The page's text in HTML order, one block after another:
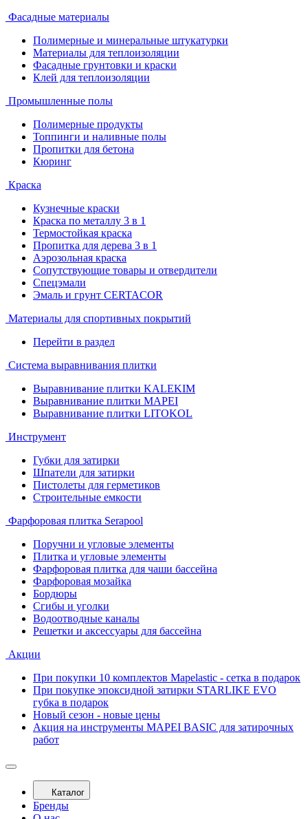
Фасадные материалы
Полимерные и минеральные штукатурки
Материалы для теплоизоляции
Фасадные грунтовки и краски
Клей для теплоизоляции
Промышленные полы
Полимерные продукты
Топпинги и наливные полы
Пропитки для бетона
Кюринг
Краска
Кузнечные краски
Краска по металлу 3 в 1
Термостойкая краска
Пропитка для дерева 3 в 1
Аэрозольная краска
Сопутствующие товары и отвердители
Спецэмали
Эмаль и грунт CERTACOR
Материалы для спортивных покрытий
Перейти в раздел
Система выравнивания плитки
Выравнивание плитки KALEKIM
Выравнивание плитки MAPEI
Выравнивание плитки LITOKOL
Инструмент
Губки для затирки
Шпатели для затирки
Пистолеты для герметиков
Строительные емкости
Фарфоровая плитка Serapool
Поручни и угловые элементы
Плитка и угловые элементы
Фарфоровая плитка для чаши бассейна
Фарфоровая мозайка
Бордюры
Сгибы и уголки
Водоотводные каналы
Решетки и аксессуары для бассейна
Акции
При покупки 10 комплектов Mapelastic - сетка в подарок
При покупке эпоксидной затирки STARLIKE EVO
губка в подарок
Новый сезон - новые цены
Акция на инструменты MAPEI BASIC для затирочных
работ
Каталог
Бренды